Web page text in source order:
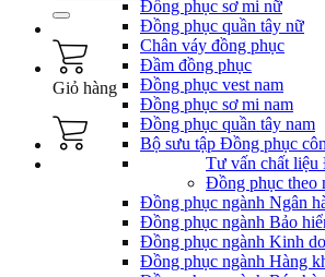
kiếm:
Giỏ hàng
Đồng phục sơ mi nữ
Đồng phục quần tây nữ
Chân váy đồng phục
Đầm đồng phục
Đồng phục vest nam
Đồng phục sơ mi nam
Đồng phục quần tây nam
Bộ sưu tập Đồng phục
Tư vấn chất liệu
Đồng phục theo
Đồng phục ngành Ngân
Đồng phục ngành Bảo
Đồng phục ngành Kinh
Đồng phục ngành Hàng